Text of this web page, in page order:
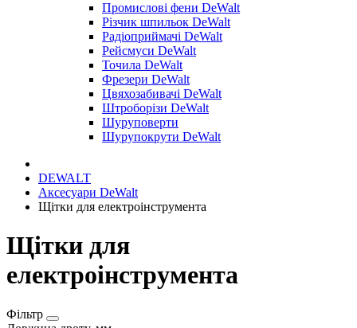
Промислові фени DeWalt
Різчик шпильок DeWalt
Радіоприймачі DeWalt
Рейсмуси DeWalt
Точила DeWalt
Фрезери DeWalt
Цвяхозабивачі DeWalt
Штроборізи DeWalt
Шуруповерти
Шурупокрути DeWalt
DEWALT
Аксесуари DeWalt
Щітки для електроінструмента
Щітки для
електроінструмента
Фільтр